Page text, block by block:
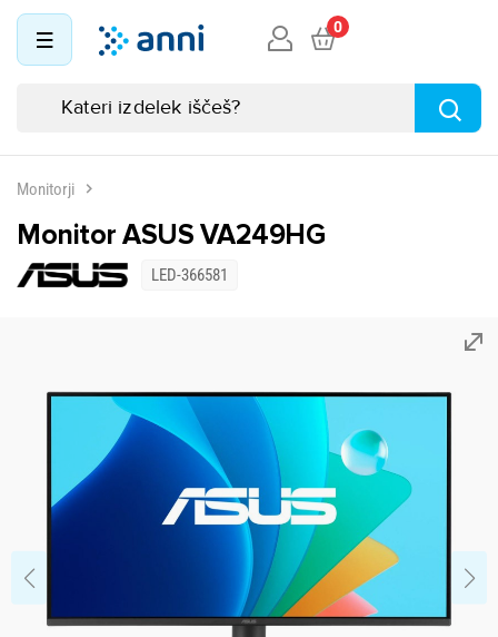
0
Monitorji
Monitor ASUS VA249HG
LED-366581